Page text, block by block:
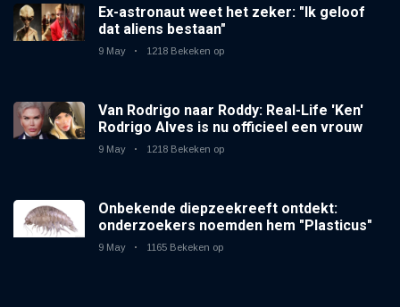
Ex-astronaut weet het zeker: "Ik geloof
dat aliens bestaan"
9 May 1218 Bekeken op
Van Rodrigo naar Roddy: Real-Life 'Ken'
Rodrigo Alves is nu officieel een vrouw
9 May 1218 Bekeken op
Onbekende diepzeekreeft ontdekt:
onderzoekers noemden hem "Plasticus"
9 May 1165 Bekeken op